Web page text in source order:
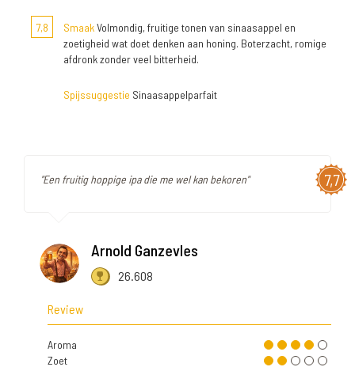
7,8 SmaakVolmondig, fruitige tonen van sinaasappel en
zoetigheid wat doet denken aan honing. Boterzacht, romige
afdronk zonder veel bitterheid.
Spijssuggestie Sinaasappelparfait
7,7
"Een fruitig hoppige ipa die me wel kan bekoren"
Arnold Ganzevles
26.608
Review
Aroma
Zoet